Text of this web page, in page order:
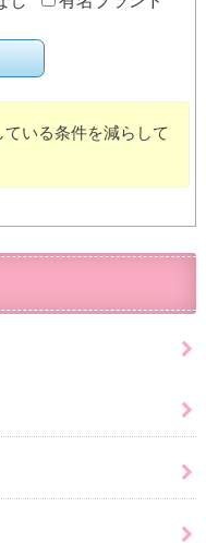
いる条件を減らして